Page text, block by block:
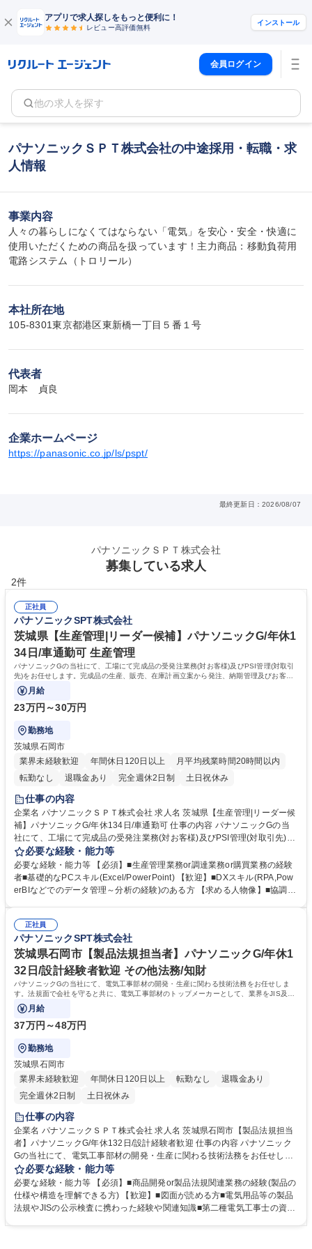
アプリで求人探しをもっと便利に！
レビュー高評価無料
インストール
会員ログイン
他の求人を探す
パナソニックＳＰＴ株式会社の中途採用・転職・求
人情報
事業内容
人々の暮らしになくてはならない「電気」を安心・安全・快適に
使用いただくための商品を扱っています！主力商品：移動負荷用
電路システム（トロリール）
本社所在地
105-8301東京都港区東新橋一丁目５番１号
代表者
岡本　貞良
企業ホームページ
https://panasonic.co.jp/ls/pspt/
最終更新日：2026/08/07
パナソニックＳＰＴ株式会社
募集している求人
2件
正社員
パナソニックSPT株式会社
茨城県【生産管理|リーダー候補】パナソニックG/年休1
34日/車通勤可 生産管理
パナソニックGの当社にて、工場にて完成品の受発注業務(対お客様)及びPSI管理(対取引
先)をお任せします。完成品の生産、販売、在庫計画立案から発注、納期管理及びお客様
からの受注～出荷業務をする仕事です。
月給
23万円～30万円
勤務地
茨城県石岡市
業界未経験歓迎
年間休日120日以上
月平均残業時間20時間以内
転勤なし
退職金あり 完全週休2日制 土日祝休み
仕事の内容
企業名 パナソニックＳＰＴ株式会社 求人名 茨城県【生産管理|リーダー候
補】パナソニックG/年休134日/車通勤可 仕事の内容 パナソニックGの当
社にて、工場にて完成品の受発注業務(対お客様)及びPSI管理(対取引先)を
お任せします。完成品の生産、販売、在庫計画立案から発注、納期管理及
びお客様からの受注～出荷業務をする仕事です。 【業務詳細】■国内およ
び海外取引先への発注～納品管理■製品/材料/部材の調達及びサプライヤー
教育■各種データ管理(販売/生産など)■仕様変更管理■下請法/貿易関連のコ
なる仕事です。 【キャリアパス】将来的には役職者として部門をけん引い
ただくチャンスもあります。 募集職種 茨城県【生産管理|リーダー候補】
パナソニックG/年休134日/車通勤可
必要な経験・能力等
必要な経験・能力等 【必須】■生産管理業務or調達業務or購買業務の経験
者■基礎的なPCスキル(Excel/PowerPoint) 【歓迎】■DXスキル(RPA,Pow
erBIなどでのデータ管理～分析の経験)のある方 【求める人物像】■協調性
正社員
パナソニックSPT株式会社
茨城県石岡市【製品法規担当者】パナソニックG/年休1
32日/設計経験者歓迎 その他法務/知財
パナソニックGの当社にて、電気工事部材の開発・生産に関わる技術法務をお任せしま
す。法規面で会社を守ると共に、電気工事部材のトップメーカーとして、業界をJIS及び
法規面でリードしていく重要な業務です。
月給
37万円～48万円
勤務地
茨城県石岡市
業界未経験歓迎
年間休日120日以上 転勤なし
退職金あり
完全週休2日制
土日祝休み
仕事の内容
企業名 パナソニックＳＰＴ株式会社 求人名 茨城県石岡市【製品法規担当
者】パナソニックG/年休132日/設計経験者歓迎 仕事の内容 パナソニック
Gの当社にて、電気工事部材の開発・生産に関わる技術法務をお任せしま
す。法規面で会社を守ると共に、電気工事部材のトップメーカーとして、
業界をJIS及び法規面でリードしていく重要な業務です。 【主な業務】■JI
S、電気用品安全法などの法規格に基づく適合判断■各部署への法規遵守サ
ポート、改善提案■省庁等への届出・管理業務 【担当製品】電線管、ライ
必要な経験・能力等
必要な経験・能力等 【必須】■商品開発or製品法規関連業務の経験(製品の
仕様や構造を理解できる方) 【歓迎】■図面が読める方■電気用品等の製品
法規やJISの公示検査に携わった経験や関連知識■第二種電気工事士の資格